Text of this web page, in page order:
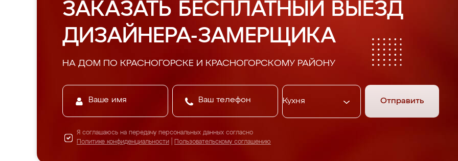
ЗАКАЗАТЬ БЕСПЛАТНЫЙ ВЫЕЗД
ДИЗАЙНЕРА-ЗАМЕРЩИКА
НА ДОМ ПО КРАСНОГОРСКЕ И КРАСНОГОРСКОМУ РАЙОНУ
Отправить
Я соглашаюсь на передачу персональных данных согласно
Политике конфиденциальности
Пользовательскому соглашению